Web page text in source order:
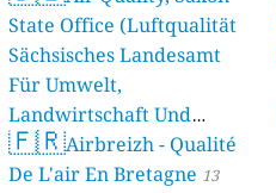
State Office (Luftqualität
Sächsisches Landesamt
Für Umwelt,
Landwirtschaft Und
Geologie) 50 stations
🇫🇷Airbreizh - Qualité
De L'air En Bretagne 13